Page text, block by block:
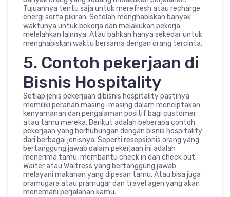
Tujuannya tentu saja untuk merefresh atau recharge
energi serta pikiran. Setelah menghabiskan banyak
waktunya untuk bekerja dan melakukan pekerja
melelahkan lainnya. Atau bahkan hanya sekedar untuk
menghabiskan waktu bersama dengan orang tercinta.
5. Contoh pekerjaan di
Bisnis Hospitality
Setiap jenis pekerjaan dibisnis hospitality pastinya
memiliki peranan masing-masing dalam menciptakan
kenyamanan dan pengalaman positif bagi customer
atau tamu mereka. Berikut adalah beberapa contoh
pekerjaan yang berhubungan dengan bisnis hospitality
dari berbagai jenisnya. Seperti resepsionis orang yang
bertanggung jawab dalam pekerjaan ini adalah
menerima tamu, membantu check in dan check out.
Waiter atau Waitress yang bertanggung jawab
melayani makanan yang dipesan tamu. Atau bisa juga
pramugara atau pramugar dan travel agen yang akan
menemani perjalanan kamu.